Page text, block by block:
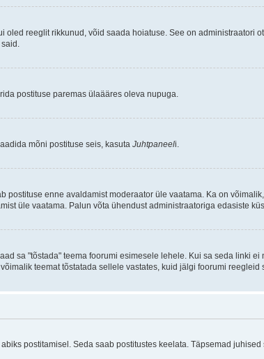
oled reeglit rikkunud, võid saada hoiatuse. See on administraatori
postituse paremas ülaääres oleva nupuga.
mõni postituse seis, kasuta Juhtpaneeli.
postituse enne avaldamist moderaator üle vaatama. Ka on
üle vaatama. Palun võta ühendust administraatoriga edasiste
sa "tõstada" teema foorumi esimesele lehele. Kui sa seda linki
teemat tõstatada sellele vastates, kuid jälgi foorumi reegleid
postitamisel. Seda saab postitustes keelata. Täpsemad